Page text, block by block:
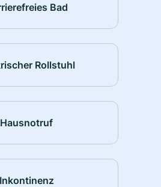
Bad
Rollstuhl
Hausnotruf
Inkontinenz